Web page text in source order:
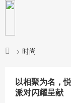
> 时尚
以相聚为名，
派对闪耀呈献